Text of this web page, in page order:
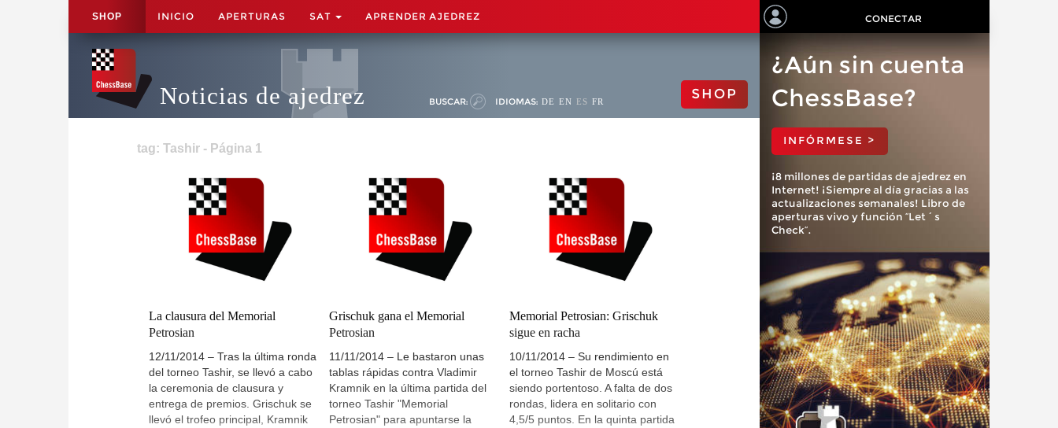
SHOP INICIO APERTURAS SAT APRENDER AJEDREZ CONECTAR
Noticias de ajedrez BUSCAR: IDIOMAS: DE EN ES FR SHOP
tag: Tashir - Página 1
La clausura del Memorial
Petrosian
12/11/2014 – Tras la última ronda
del torneo Tashir, se llevó a cabo
la ceremonia de clausura y
entrega de premios. Grischuk se
llevó el trofeo principal, Kramnik
Grischuk gana el Memorial
Petrosian
11/11/2014 – Le bastaron unas
tablas rápidas contra Vladimir
Kramnik en la última partida del
torneo Tashir "Memorial
Petrosian" para apuntarse la
Memorial Petrosian: Grischuk
sigue en racha
10/11/2014 – Su rendimiento en
el torneo Tashir de Moscú está
siendo portentoso. A falta de dos
rondas, lidera en solitario con
4,5/5 puntos. En la quinta partida
¿Aún sin cuenta
ChessBase?
INFÓRMESE >
¡8 millones de partidas de ajedrez en
Internet! ¡Siempre al día gracias a las
actualizaciones semanales! Libro de
aperturas vivo y función “Let´s
Check”.